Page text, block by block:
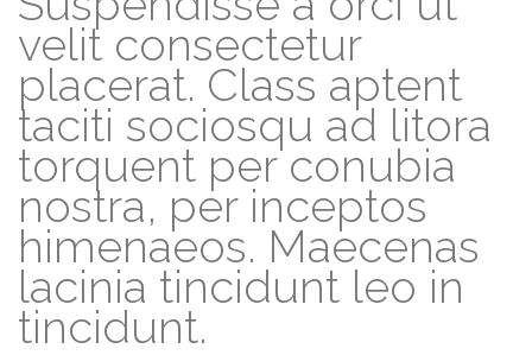
velit consectetur
placerat. Class aptent
taciti sociosqu ad litora
torquent per conubia
nostra, per inceptos
himenaeos. Maecenas
lacinia tincidunt leo in
tincidunt.